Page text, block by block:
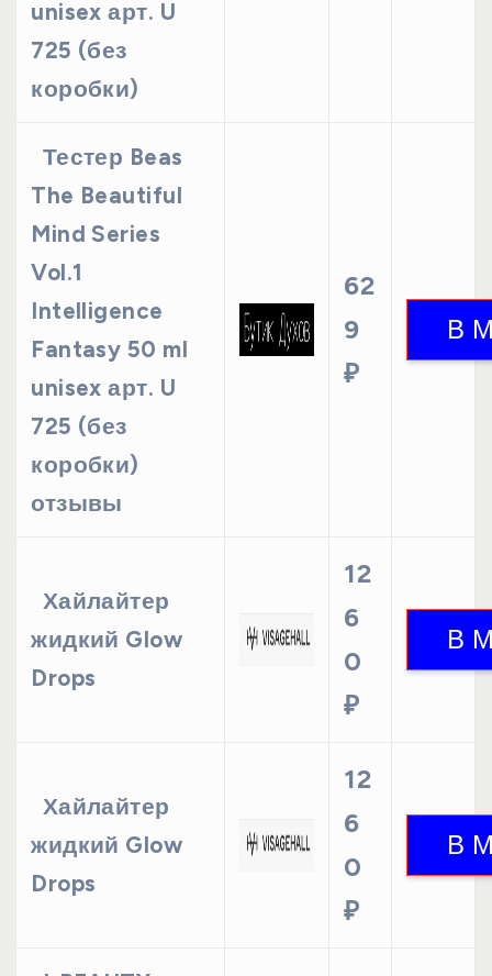
unisex арт. U
725 (без
коробки)
Тестер Beas
The Beautiful
Mind Series
Vol.1
Intelligence
Fantasy 50 ml
unisex арт. U
725 (без
коробки)
отзывы
62
9
₽
Хайлайтер
жидкий Glow
Drops
12
6
0
₽
Хайлайтер
жидкий Glow
Drops
12
6
0
₽